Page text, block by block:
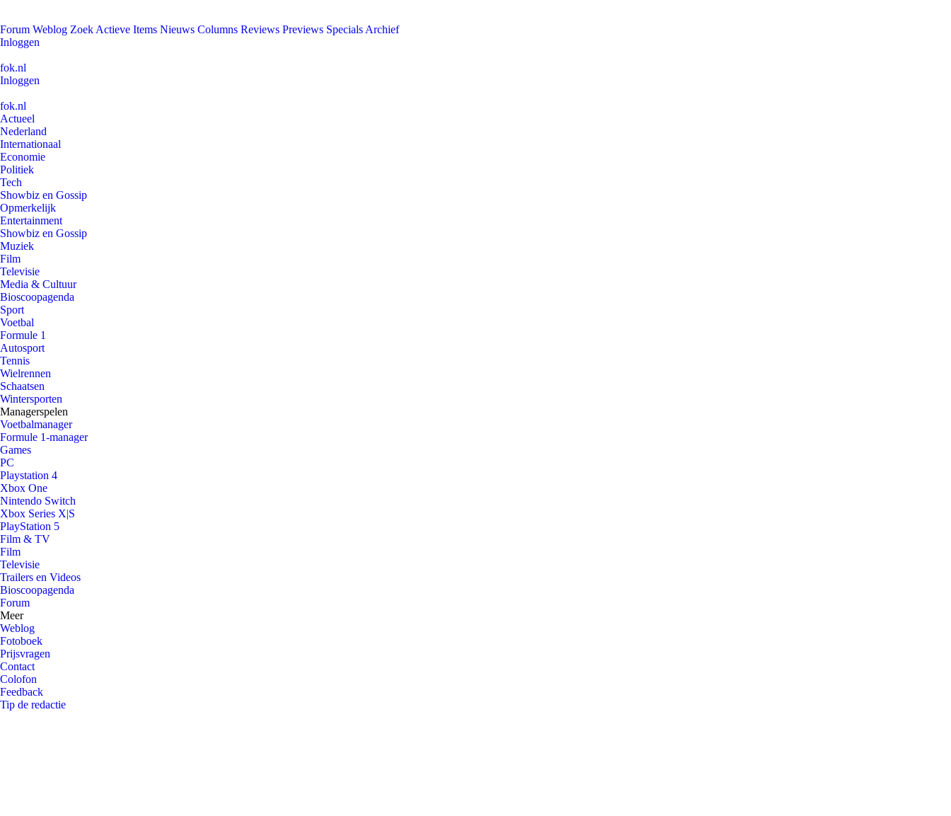
Forum Weblog Zoek Actieve Items Nieuws Columns Reviews Previews Specials Archief
Inloggen
fok.nl
Inloggen
fok.nl
Actueel
Nederland
Internationaal
Economie
Politiek
Tech
Showbiz en Gossip
Opmerkelijk
Entertainment
Showbiz en Gossip
Muziek
Film
Televisie
Media & Cultuur
Bioscoopagenda
Sport
Voetbal
Formule 1
Autosport
Tennis
Wielrennen
Schaatsen
Wintersporten
Managerspelen
Voetbalmanager
Formule 1-manager
Games
PC
Playstation 4
Xbox One
Nintendo Switch
Xbox Series X|S
PlayStation 5
Film & TV
Film
Televisie
Trailers en Videos
Bioscoopagenda
Forum
Meer
Weblog
Fotoboek
Prijsvragen
Contact
Colofon
Feedback
Tip de redactie